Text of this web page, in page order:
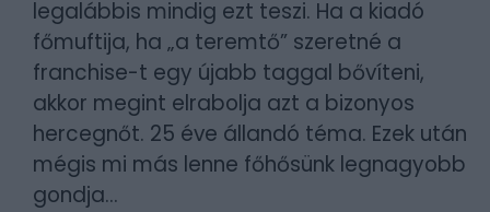
legalábbis mindig ezt teszi. Ha a kiadó
főmuftija, ha „a teremtő” szeretné a
franchise-t egy újabb taggal bővíteni,
akkor megint elrabolja azt a bizonyos
hercegnőt. 25 éve állandó téma. Ezek után
mégis mi más lenne főhősünk legnagyobb
gondja...